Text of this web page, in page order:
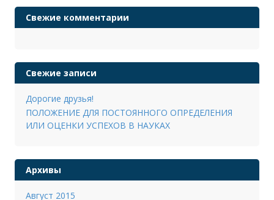
Свежие комментарии
Свежие записи
Дорогие друзья!
ПОЛОЖЕНИЕ ДЛЯ ПОСТОЯННОГО ОПРЕДЕЛЕНИЯ
ИЛИ ОЦЕНКИ УСПЕХОВ В НАУКАХ
Архивы
Август 2015